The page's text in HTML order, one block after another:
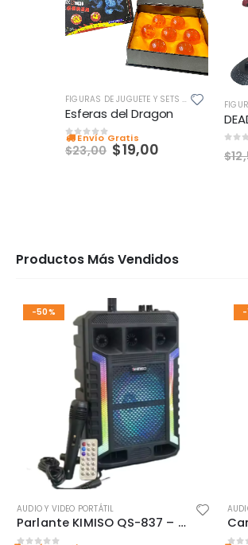
FIGURAS DE JUGUETE Y SETS DE JUEGOS
Esferas del Dragon
0out of 5
$23,00 $19,00
Envío Gratis
$
Productos Más Vendidos
-50%
AUDIO Y VIDEO PORTÁTIL
Parlante KIMISO QS-837 – Barra Grande 8” con Micrófono y Graves Potentes
-